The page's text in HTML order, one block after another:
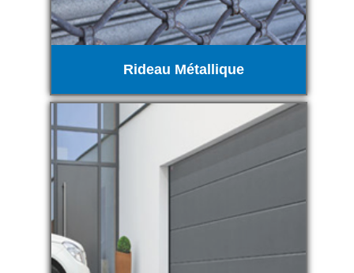
Rideau Métallique